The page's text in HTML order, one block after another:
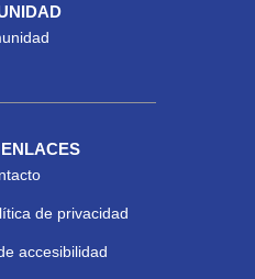
de privacidad
accesibilidad